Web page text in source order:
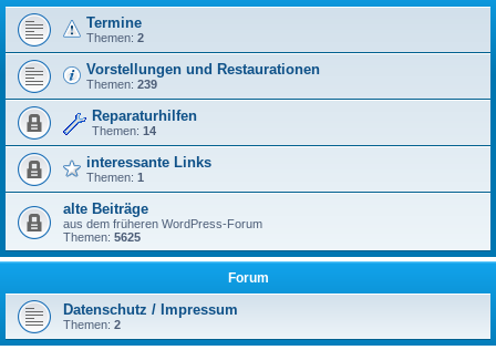
Termine
Themen: 2
Vorstellungen und Restaurationen
Themen: 239
Reparaturhilfen
Themen: 14
interessante Links
Themen: 1
alte Beiträge
aus dem früheren WordPress-Forum
Themen: 5625
Forum
Datenschutz / Impressum
Themen: 2